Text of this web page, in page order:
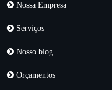
Nossa Empresa
Serviços
Nosso blog
Orçamentos